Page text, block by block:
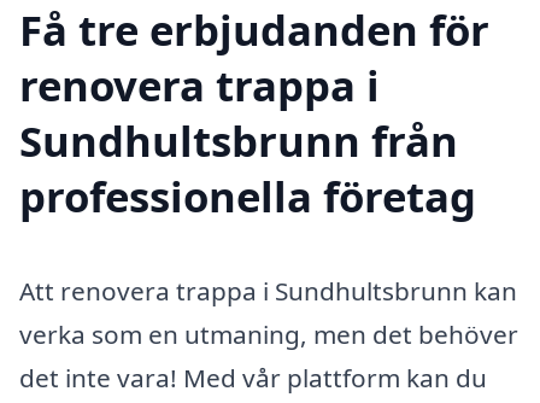
Få tre erbjudanden för
renovera trappa i
Sundhultsbrunn från
professionella företag
Att renovera trappa i Sundhultsbrunn kan
verka som en utmaning, men det behöver
det inte vara! Med vår plattform kan du